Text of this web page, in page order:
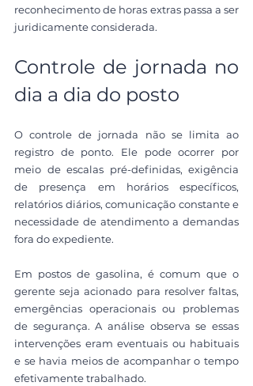
reconhecimento de horas extras passa a ser
juridicamente considerada.
Controle de jornada no
dia a dia do posto
O controle de jornada não se limita ao
registro de ponto. Ele pode ocorrer por
meio de escalas pré-definidas, exigência
de presença em horários específicos,
relatórios diários, comunicação constante e
necessidade de atendimento a demandas
fora do expediente.
Em postos de gasolina, é comum que o
gerente seja acionado para resolver faltas,
emergências operacionais ou problemas
de segurança. A análise observa se essas
intervenções eram eventuais ou habituais
e se havia meios de acompanhar o tempo
efetivamente trabalhado.